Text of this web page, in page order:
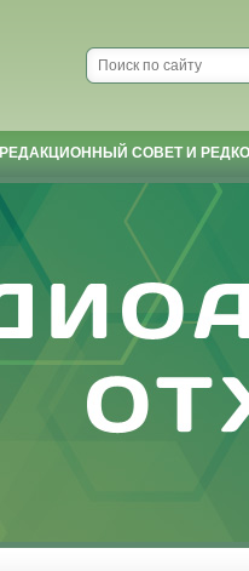
РЕДАКЦИОННЫЙ СОВЕТ И